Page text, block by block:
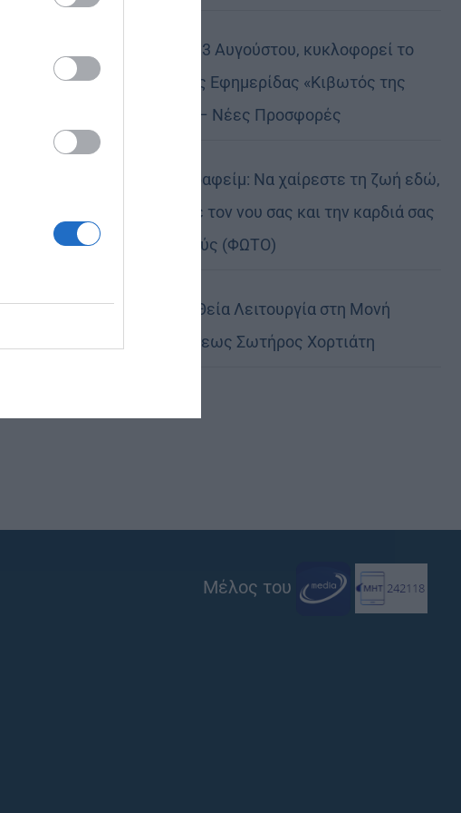
Την Πέμπτη, 13 Αυγούστου, κυκλοφορεί το
νέο φύλλο της Εφημερίδας «Κιβωτός της
Ορθοδοξίας» – Νέες Προσφορές
Πειραιώς Σεραφείμ: Να χαίρεστε τη ζωή εδώ,
αλλά να έχετε τον νου σας και την καρδιά σας
στους ουρανούς (ΦΩΤΟ)
Αρχιερατική Θεία Λειτουργία στη Μονή
Μεταμορφώσεως Σωτήρος Χορτιάτη
Μέλος του